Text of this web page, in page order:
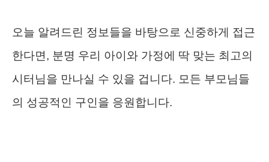
오늘 알려드린 정보들을 바탕으로 신중하게 접근
한다면, 분명 우리 아이와 가정에 딱 맞는 최고의
시터님을 만나실 수 있을 겁니다. 모든 부모님들
의 성공적인 구인을 응원합니다.